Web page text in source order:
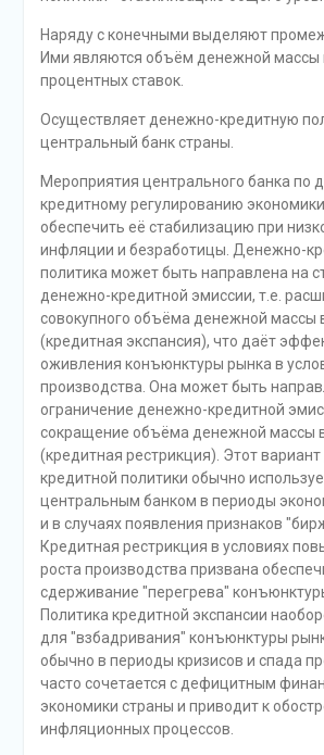
Наряду с конечными выделяют
Ими являются объём денежной массы
процентных ставок.
Осуществляет денежно-кредитную
центральный банк страны.
Мероприятия центрального банка по
кредитному регулированию
обеспечить её стабилизацию при
инфляции и безработицы. Денежно-
политика может быть направлена на
денежно-кредитной эмиссии, т.е.
совокупного объёма денежной массы
(кредитная экспансия), что даёт
оживления конъюнктуры рынка в
производства. Она может быть
ограничение денежно-кредитной
сокращение объёма денежной массы
(кредитная рестрикция). Этот
кредитной политики обычно
центральным банком в периоды
и в случаях появления признаков
Кредитная рестрикция в условиях
роста производства призвана
сдерживание "перегрева"
Политика кредитной экспансии
для "взбадривания" конъюнктуры
обычно в периоды кризисов и спада
часто сочетается с дефицитным
экономики страны и приводит к
инфляционных процессов.